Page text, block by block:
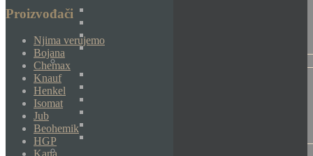
Proizvođači
Njima verujemo
Bojana
Chemax
Knauf
Henkel
Isomat
Jub
Beohemik
HGP